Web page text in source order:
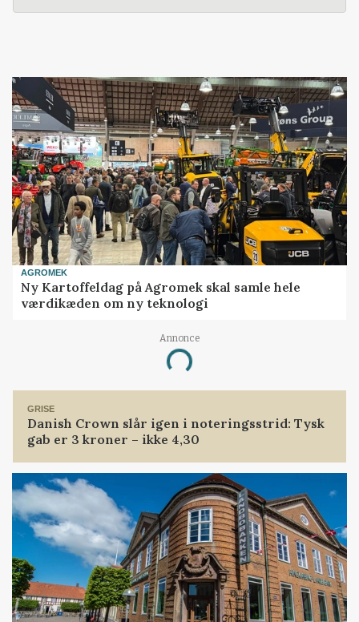
AGROMEK
Ny Kartoffeldag på Agromek skal samle hele
værdikæden om ny teknologi
Annonce
Loading...
GRISE
Danish Crown slår igen i noteringsstrid: Tysk
gab er 3 kroner – ikke 4,30